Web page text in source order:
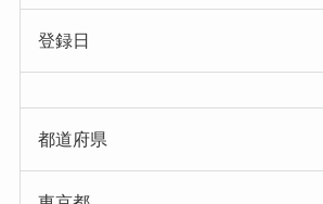
登録日
都道府県